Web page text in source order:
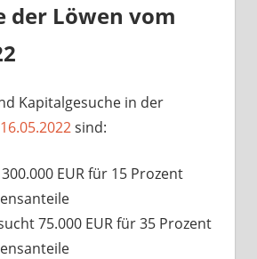
der Löwen vom
Kapitalgesuche in der
sind:
EUR für 15 Prozent
75.000 EUR für 35 Prozent